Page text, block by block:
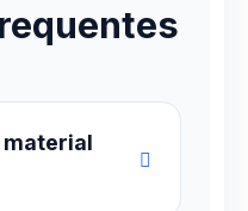
material